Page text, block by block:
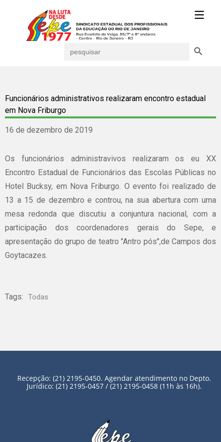
for:
Funcionários administrativos realizaram encontro estadual
em Nova Friburgo
16 de dezembro de 2019
Os funcionários administravivos realizaram os eu XX
Encontro Estadual de Funcionários das Escolas Públicas no
Hotel Bucksy, em Nova Friburgo. O evento foi realizado de
13 a 15 de dezembro e controu, na sua abertura com uma
mesa redonda que discutiu a conjuntura nacional, com a
participação dos coordenadores gerais do Sepe, e
apresentação do grupo de teatro "Antro pós",de Campos dos
Goytacazes.
Tags: Todas
Recepção: (21) 2195-0450. Agendar atendimento no Depto.
Jurídico: (21) 2195-0457 / (21) 2195-0458 (11h às 16h).